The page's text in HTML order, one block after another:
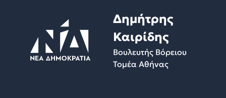
Δημήτρης
Καιρίδης
Βουλευτής Βόρειου
Τομέα Αθήνας